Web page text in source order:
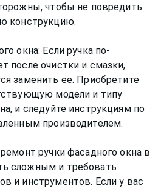
чтобы не повредить
конструкцию.
окна: Если ручка по-
после очистки и смазки,
заменить ее. Приобретите
модели и типу
и следуйте инструкциям по
производителем.
ручки фасадного окна в
сложным и требовать
и инструментов. Если у вас